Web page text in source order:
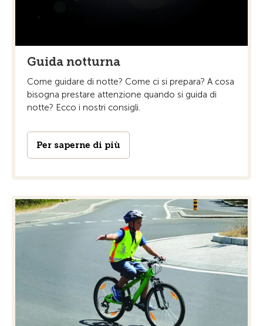
Guida notturna
Come guidare di notte? Come ci si prepara? A cosa
bisogna prestare attenzione quando si guida di
notte? Ecco i nostri consigli.
Per saperne di più